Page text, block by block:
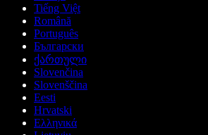
Tiếng Việt
Română
Português
Български
ქართული
Slovenčina
Slovenščina
Eesti
Hrvatski
Ελληνικά